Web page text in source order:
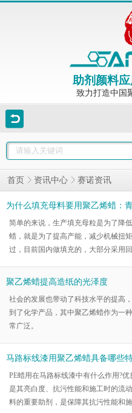
助剂颜料
致力打造中国
首页 资讯中心 赛诺资讯
为什么填充母料要用聚乙烯蜡：
简单的来说，生产填充母粒是为了降
蜡，就是为了提高产能，减少机械扭
过，目前国内做填充的，大部分采用
空间。
聚乙烯蜡提高造纸的光泽度
社会的发展也带动了科技水平的提高
到了化学产品，其中聚乙烯蜡作为一
常广泛。
马路标线漆用聚乙烯蜡具备哪些
PE蜡用在马路标线漆中有什么作用?
是其亮白度、抗污性能和施工时的流
料的重要助剂，是保障其抗污性能和